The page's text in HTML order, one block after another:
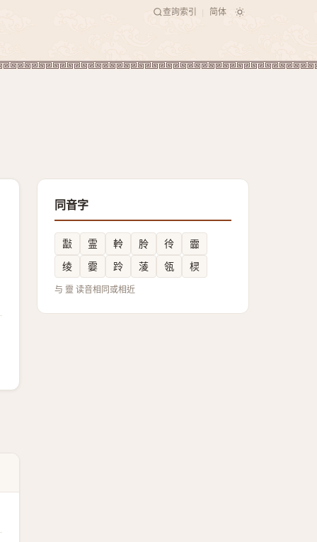
查詢索引 简体
同音字
㪮 霊 軨 朎 彾
霝
绫
孁 跉 蓤 瓴 棂
与 靈 读音相同或相近